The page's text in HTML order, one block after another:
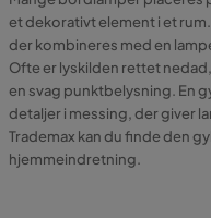
et dekorativt element i et
der kombineres med en
Ofte er lyskilden rettet
en svag punktbelysning. En
detaljer i messing, der giver
Trademax kan du finde den
hjemmeindretning.